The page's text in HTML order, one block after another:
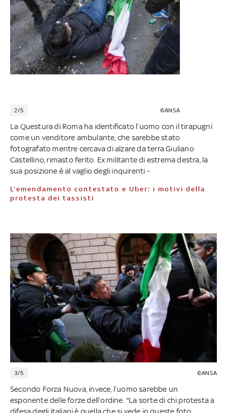
2/5 ©ANSA
La Questura di Roma ha identificato l’uomo con il tirapugni
come un venditore ambulante, che sarebbe stato
fotografato mentre cercava di alzare da terra Giuliano
Castellino, rimasto ferito. Ex militante di estrema destra, la
sua posizione è al vaglio degli inquirenti -
L’emendamento contestato e Uber: i motivi della
protesta dei tassisti
3/5 ©ANSA
Secondo Forza Nuova, invece, l’uomo sarebbe un
esponente delle forze dell’ordine. "La sorte di chi protesta a